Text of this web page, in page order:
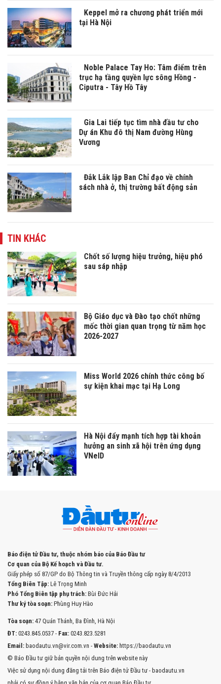
Keppel mở ra chương phát triển mới
tại Hà Nội
Noble Palace Tay Ho: Tâm điểm trên
trục hạ tầng quyền lực sông Hồng -
Ciputra - Tây Hồ Tây
Gia Lai tiếp tục tìm nhà đầu tư cho
Dự án Khu đô thị Nam đường Hùng
Vương
Đắk Lắk lập Ban Chỉ đạo về chính
sách nhà ở, thị trường bất động sản
TIN KHÁC
Chốt số lượng hiệu trưởng, hiệu phó
sau sáp nhập
Bộ Giáo dục và Đào tạo chốt những
mốc thời gian quan trọng từ năm học
2026-2027
Miss World 2026 chính thức công bố
sự kiện khai mạc tại Hạ Long
Hà Nội đẩy mạnh tích hợp tài khoản
hưởng an sinh xã hội trên ứng dụng
VNeID
Báo điện tử Đầu tư, thuộc nhóm báo của Báo Đầu tư
Cơ quan của Bộ Kế hoạch và Đầu tư.
Giấy phép số 87/GP do Bộ Thông tin và Truyền thông cấp ngày 8/4/2013
Tổng Biên Tập: Lê Trọng Minh
Phó Tổng Biên tập phụ trách: Bùi Đức Hải
Thư ký tòa soạn: Phùng Huy Hào
Tòa soạn: 47 Quán Thánh, Ba Đình, Hà Nội
ĐT: 0243.845.0537 - Fax: 0243.823.5281
Email: baodautu.vn@vir.com.vn - Website: https://baodautu.vn
© Báo Đầu tư giữ bản quyền nội dung trên website này
Việc sử dụng nội dung đăng tải trên Báo điện tử Đầu tư - baodautu.vn